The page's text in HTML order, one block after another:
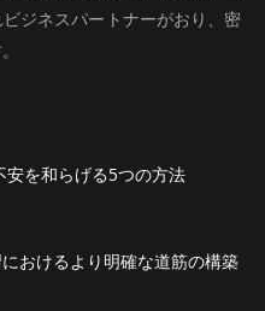
ジネスパートナーがおり、密
安を和らげる5つの方法
おけるより明確な道筋の構築